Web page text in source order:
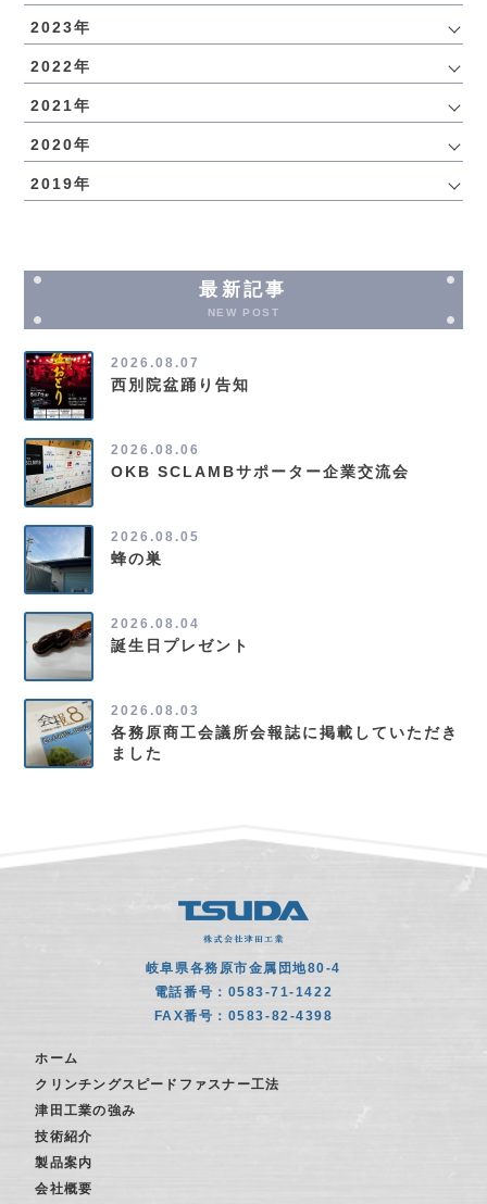
2023年
2022年
2021年
2020年
2019年
最新記事
NEW POST
2026.08.07
西別院盆踊り告知
2026.08.06
OKB SCLAMBサポーター企業交流会
2026.08.05
蜂の巣
2026.08.04
誕生日プレゼント
2026.08.03
各務原商工会議所会報誌に掲載していただき
ました
岐阜県各務原市金属団地80-4
電話番号：0583-71-1422
FAX番号：0583-82-4398
ホーム
クリンチングスピードファスナー工法
津田工業の強み
技術紹介
製品案内
会社概要